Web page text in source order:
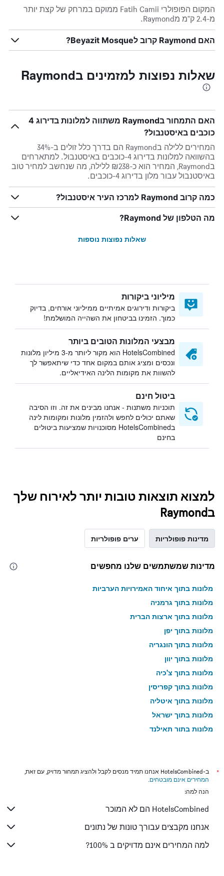
המקום הפופולרי Fatih Camii ממוקם במרחק של קצת יותר
מ-2.4 ק"מ מRaymond.
האם Raymond קרוב לBeyazit Mosque?
שאלות נפוצות למזמינים בRaymond
האם התמחור בRaymond משתווה למלונות בדירוג 4
כוכבים באיסטנבול?
המחירים ללילה בRaymond הם בדרך כלל זולים ב-34%
בהשוואה למלונות בדירוג 4-כוכבים באיסטנבול. למתארחים
בRaymond, המחיר הוא כ-₪238 ללילה, מה שנחשב למחיר טוב
באיסטנבול עבור מלון בדירוג 4-כוכבים.
כמה קרוב Raymond למרכז העיר איסטנבול?
מה הטלפון של Raymond?
שאלות נפוצות נוספות
מיליוני ביקורות
ביקורות ודירוגים אמיתיים ממיליוני אורחים, בדיוק
כמוך. הזמינו בביטחון את השהייה המושלמת!
מבצעי המלונות הטובים ביותר
HotelsCombined הוא מקור ליותר מ-3 מיליון מלונות
ונכסים ומציג אותם במקום אחד כדי שיתאפשר לך
להשוות את מקומות הלינה האידיאליים.
ביטול חינם
תוכניות משתנות - אנחנו מבינים את זה. וזו הסיבה
שאתם יכולים לחפש ולהזמין מלונות ומקומות לינה
בHotelsCombined מסוכנויות שמציעות ביטולים
בחינם
למצוא תוצאות טובות יותר לאירוח שלך
בRaymond
מדינות פופולריות ערים פופולריות
מדינות שמשתמשים שלנו מחפשים
מלונות בתוך איחוד האמירויות הערביות
מלונות בתוך גרמניה
מלונות בתוך ארצות הברית
מלונות בתוך יפן
מלונות בתוך הונגריה
מלונות בתוך יוון
מלונות בתוך צ'כיה
מלונות בתוך קפריסין
מלונות בתוך איטליה
מלונות בתוך ישראל
מלונות בתוך תאילנד
*
ב-HotelsCombined אנחנו תמיד מנסים לקבל ולהציג תמחור מדויק, עם זאת,
המחירים אינם מובטחים.
הנה למה:
HotelsCombined הם לא המוכר
אנחנו מקבצים עבורך טונות של נתונים
למה המחירים אינם מדויקים ב 100%?